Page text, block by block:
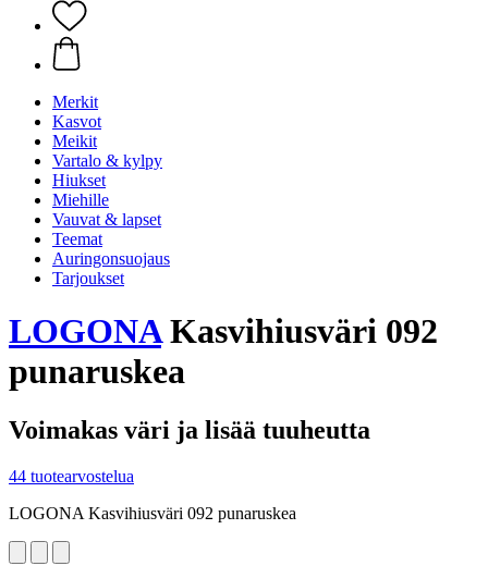
Merkit
Kasvot
Meikit
Vartalo & kylpy
Hiukset
Miehille
Vauvat & lapset
Teemat
Auringonsuojaus
Tarjoukset
LOGONAKasvihiusväri 092
punaruskea
Voimakas väri ja lisää tuuheutta
44 tuotearvostelua
LOGONA Kasvihiusväri 092 punaruskea